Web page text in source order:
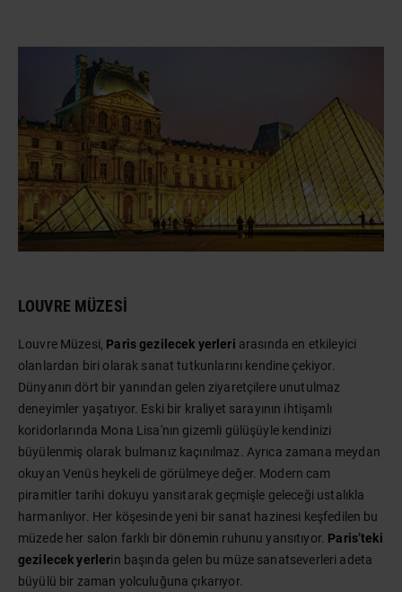
LOUVRE MÜZESI
Louvre Müzesi, Paris gezilecek yerleri arasında en etkileyici
olanlardan biri olarak sanat tutkunlarını kendine çekiyor.
Dünyanın dört bir yanından gelen ziyaretçilere unutulmaz
deneyimler yaşatıyor. Eski bir kraliyet sarayının ihtişamlı
koridorlarında Mona Lisa'nın gizemli gülüşüyle kendinizi
büyülenmiş olarak bulmanız kaçınılmaz. Ayrıca zamana meydan
okuyan Venüs heykeli de görülmeye değer. Modern cam
piramitler tarihi dokuyu yansıtarak geçmişle geleceği ustalıkla
harmanlıyor. Her köşesinde yeni bir sanat hazinesi keşfedilen bu
müzede her salon farklı bir dönemin ruhunu yansıtıyor. Paris’teki
gezilecek yerlerin başında gelen bu müze sanatseverleri adeta
büyülü bir zaman yolculuğuna çıkarıyor.